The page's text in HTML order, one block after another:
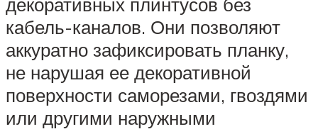
кабель-каналов. Они позволяют
аккуратно зафиксировать планку,
не нарушая ее декоративной
поверхности саморезами, гвоздями
или другими наружными